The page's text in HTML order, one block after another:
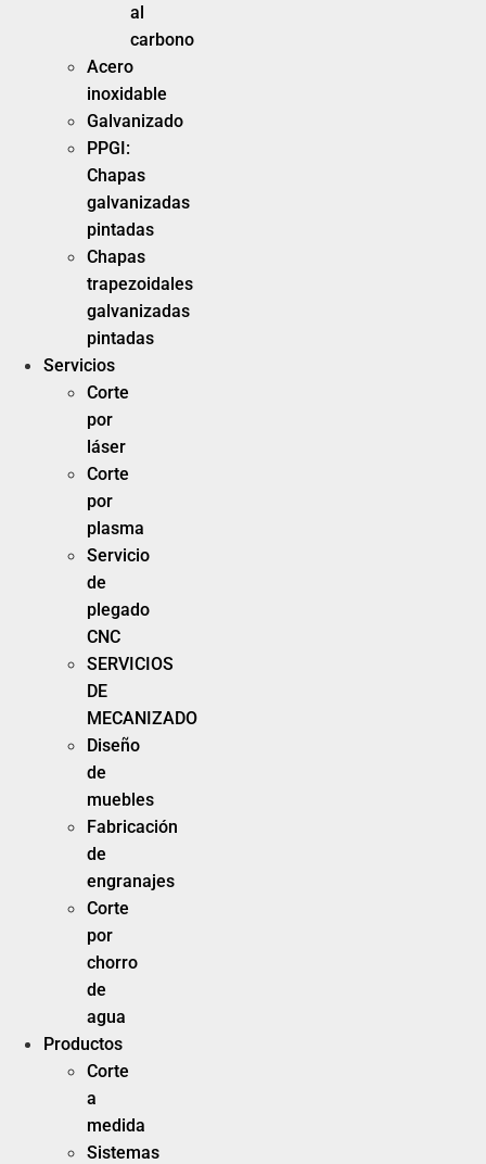
al
carbono
Acero
inoxidable
Galvanizado
PPGI:
Chapas
galvanizadas
pintadas
Chapas
trapezoidales
galvanizadas
pintadas
Servicios
Corte
por
láser
Corte
por
plasma
Servicio
de
plegado
CNC
SERVICIOS
DE
MECANIZADO
Diseño
de
muebles
Fabricación
de
engranajes
Corte
por
chorro
de
agua
Productos
Corte
a
medida
Sistemas